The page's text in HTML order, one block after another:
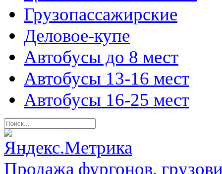
Грузопассажирские
Деловое-купе
Автобусы до 8 мест
Автобусы 13-16 мест
Автобусы 16-25 мест
Продажа фургонов,